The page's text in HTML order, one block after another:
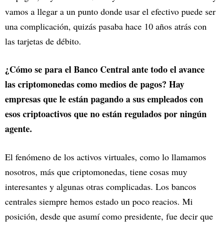
vamos a llegar a un punto donde usar el efectivo puede ser
una complicación, quizás pasaba hace 10 años atrás con
las tarjetas de débito.
¿Cómo se para el Banco Central ante todo el avance
las criptomonedas como medios de pagos? Hay
empresas que le están pagando a sus empleados con
esos criptoactivos que no están regulados por ningún
agente.
El fenómeno de los activos virtuales, como lo llamamos
nosotros, más que criptomonedas, tiene cosas muy
interesantes y algunas otras complicadas. Los bancos
centrales siempre hemos estado un poco reacios. Mi
posición, desde que asumí como presidente, fue decir que